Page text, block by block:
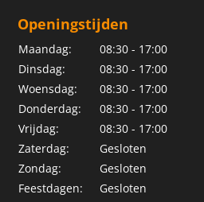
Openingstijden
Maandag:
08:30 - 17:00
Dinsdag:
08:30 - 17:00
Woensdag:
08:30 - 17:00
Donderdag:
08:30 - 17:00
Vrijdag:
08:30 - 17:00
Zaterdag:
Gesloten
Zondag:
Gesloten
Feestdagen:
Gesloten